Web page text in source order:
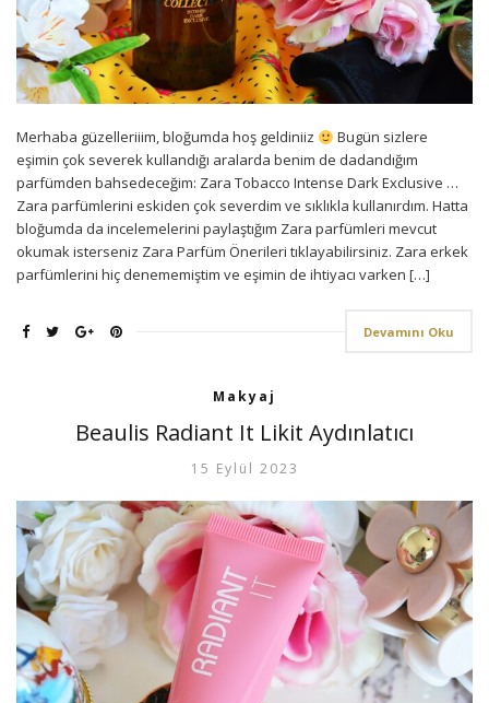
Merhaba güzelleriiim, bloğumda hoş geldiniiz
Bugün sizlere
eşimin çok severek kullandığı aralarda benim de dadandığım
parfümden bahsedeceğim: Zara Tobacco Intense Dark Exclusive …
Zara parfümlerini eskiden çok severdim ve sıklıkla kullanırdım. Hatta
bloğumda da incelemelerini paylaştığım Zara parfümleri mevcut
okumak isterseniz Zara Parfüm Önerileri tıklayabilirsiniz. Zara erkek
parfümlerini hiç denememiştim ve eşimin de ihtiyacı varken […]
Devamını Oku
Makyaj
Beaulis Radiant It Likit Aydınlatıcı
15 Eylül 2023